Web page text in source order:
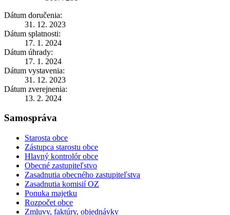
Dátum doručenia:
31. 12. 2023
Dátum splatnosti:
17. 1. 2024
Dátum úhrady:
17. 1. 2024
Dátum vystavenia:
31. 12. 2023
Dátum zverejnenia:
13. 2. 2024
Samospráva
Starosta obce
Zástupca starostu obce
Hlavný kontrolór obce
Obecné zastupiteľstvo
Zasadnutia obecného zastupiteľstva
Zasadnutia komisií OZ
Ponuka majetku
Rozpočet obce
Zmluvy, faktúry, objednávky